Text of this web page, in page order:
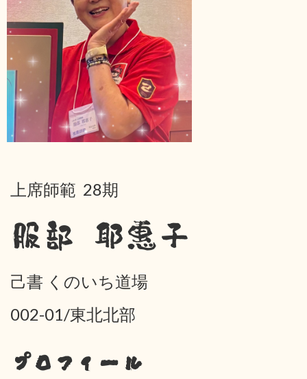
上席師範 28期
服部 耶惠子
己書 くのいち道場
002-01/東北北部
プロフィール